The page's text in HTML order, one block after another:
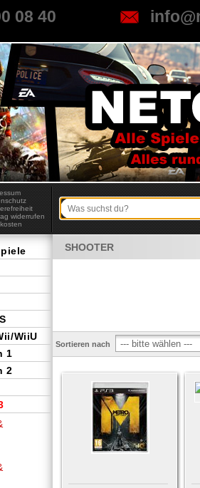
08 40
widerrufen
SHOOTER
Sortieren nach
WiiU
1
2